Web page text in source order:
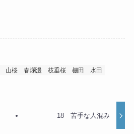
山桜 春爛漫 枝垂桜 棚田
水田
18 苦手な人混み